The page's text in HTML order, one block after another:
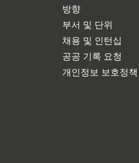
방향
부서 및 단위
채용 및 인턴십
공공 기록 요청
개인정보 보호정책